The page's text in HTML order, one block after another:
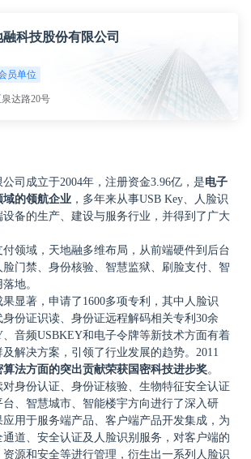
融科技股份有限公司
员单位
达路20号
司成立于2004年，注册资金3.96亿，是电子
的领航企业 ，多年来从事USB Key、人脸识
备的生产、建设与服务行业，并得到了广大
领域，天地融多维布局，从前端硬件到后台
门禁、身份核验、智慧监狱、刷脸支付、智
地。
显著，申请了1600多项专利，其中人脸识
份证识读、身份证远程解码相关专利30余
音频USBKEY和电子令牌等新技术方面有着
解决方案，引领了行业发展的趋势。2011
算法方面的突出贡献荣获国密科技进步奖。
身份认证、身份证核验、生物特征安全认证
、智慧城市、智能楼宇方向进行了深入研
用于服务端产品、客户端产品开发集成，为
道、安全认证及人脸识别服务，对客户端的
源和安全等进行管理，衍生出一系列人脸识